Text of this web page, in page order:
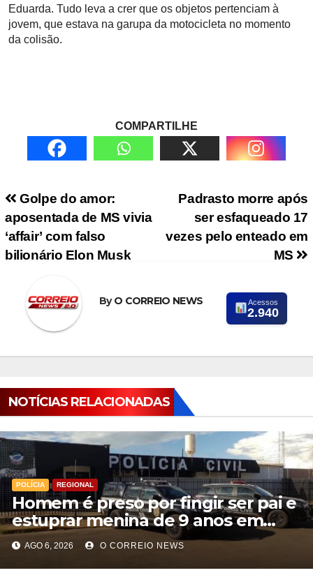
Eduarda. Tudo leva a crer que os objetos pertenciam à
jovem, que estava na garupa da motocicleta no momento
da colisão.
COMPARTILHE
Navegação de PostPadrasto morre após
ser esfaqueado 17
vezes pelo enteado em
MS
Golpe do amor:
aposentada de MS vivia
‘affair’ com falso
bilionário Elon Musk
ByO CORREIO NEWS Acessos
2.940
NOTÍCIAS RELACIONADAS
POLÍCIA REGIONAL
Homem é preso por fingir ser pai e
estuprar menina de 9 anos em
Aparecida do Taboado
AGO 6, 2026 O CORREIO NEWS